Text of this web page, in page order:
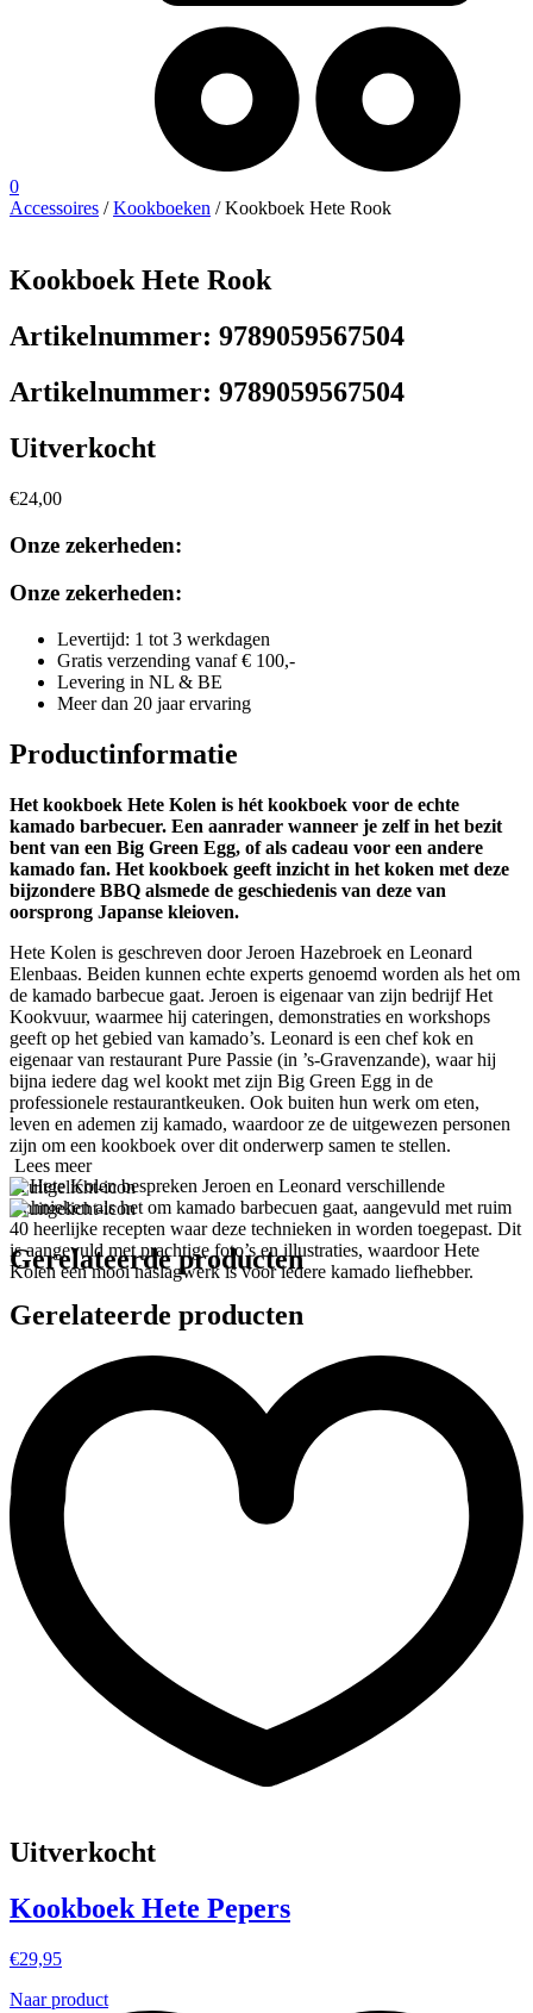
0
Accessoires /Kookboeken / Kookboek Hete Rook
Kookboek Hete Rook
Artikelnummer: 9789059567504
Artikelnummer: 9789059567504
Uitverkocht
€24,00
Onze zekerheden:
Onze zekerheden:
Levertijd: 1 tot 3 werkdagen
Gratis verzending vanaf € 100,-
Levering in NL & BE
Meer dan 20 jaar ervaring
Productinformatie
Het kookboek Hete Kolen is hét kookboek voor de echte
kamado barbecuer. Een aanrader wanneer je zelf in het bezit
bent van een Big Green Egg, of als cadeau voor een andere
kamado fan. Het kookboek geeft inzicht in het koken met deze
bijzondere BBQ alsmede de geschiedenis van deze van
oorsprong Japanse kleioven.
Hete Kolen is geschreven door Jeroen Hazebroek en Leonard
Elenbaas. Beiden kunnen echte experts genoemd worden als het om
de kamado barbecue gaat. Jeroen is eigenaar van zijn bedrijf Het
Kookvuur, waarmee hij cateringen, demonstraties en workshops
geeft op het gebied van kamado’s. Leonard is een chef kok en
eigenaar van restaurant Pure Passie (in ’s-Gravenzande), waar hij
bijna iedere dag wel kookt met zijn Big Green Egg in de
professionele restaurantkeuken. Ook buiten hun werk om eten,
leven en ademen zij kamado, waardoor ze de uitgewezen personen
zijn om een kookboek over dit onderwerp samen te stellen.
In Hete Kolen bespreken Jeroen en Leonard verschillende
technieken als het om kamado barbecuen gaat, aangevuld met ruim
40 heerlijke recepten waar deze technieken in worden toegepast. Dit
is aangevuld met prachtige foto’s en illustraties, waardoor Hete
Kolen een mooi naslagwerk is voor iedere kamado liefhebber.
Lees meer
Gerelateerde producten
Gerelateerde producten
Uitverkocht
Kookboek Hete Pepers
€29,95
Naar product